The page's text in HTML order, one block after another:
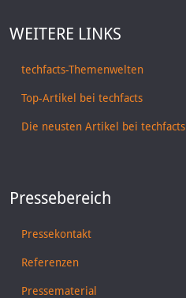
WEITERE LINKS
techfacts-Themenwelten
Top-Artikel bei techfacts
Die neusten Artikel bei techfacts
Pressebereich
Pressekontakt
Referenzen
Pressematerial